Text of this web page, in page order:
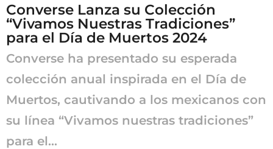
g
o
Converse Lanza su Colección
“Vivamos Nuestras Tradiciones”
para el Día de Muertos 2024
Converse ha presentado su esperada
colección anual inspirada en el Día de
Muertos, cautivando a los mexicanos con
su línea “Vivamos nuestras tradiciones”
para el...